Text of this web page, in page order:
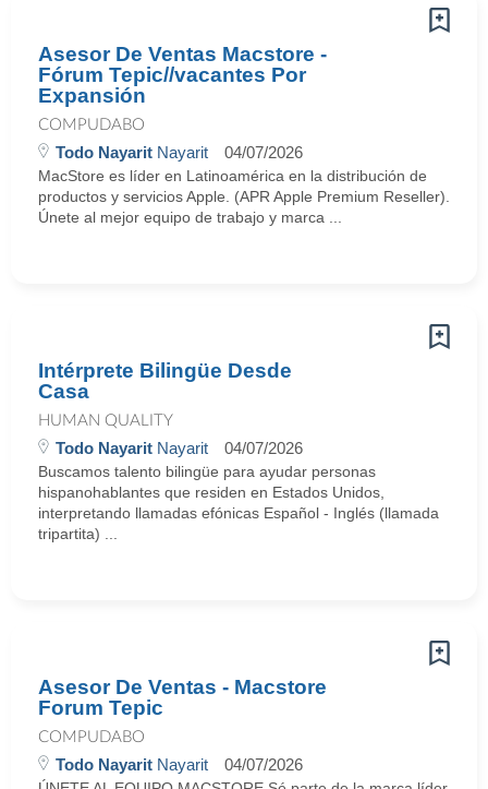
Asesor De Ventas Macstore -
Fórum Tepic//vacantes Por
Expansión
COMPUDABO
Todo Nayarit Nayarit 04/07/2026
MacStore es líder en Latinoamérica en la distribución de
productos y servicios Apple. (APR Apple Premium Reseller).
Únete al mejor equipo de trabajo y marca ...
Intérprete Bilingüe Desde
Casa
HUMAN QUALITY
Todo Nayarit Nayarit 04/07/2026
Buscamos talento bilingüe para ayudar personas
hispanohablantes que residen en Estados Unidos,
interpretando llamadas efónicas Español - Inglés (llamada
tripartita) ...
Asesor De Ventas - Macstore
Forum Tepic
COMPUDABO
Todo Nayarit Nayarit 04/07/2026